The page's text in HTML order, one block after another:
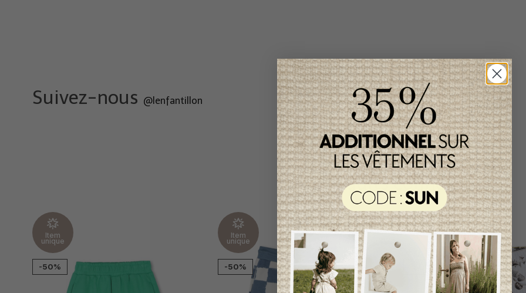
Suivez-nous @lenfantillon
Produits connexes
Item
unique
-50%
Item
unique
-50%
Item
unique
-50%